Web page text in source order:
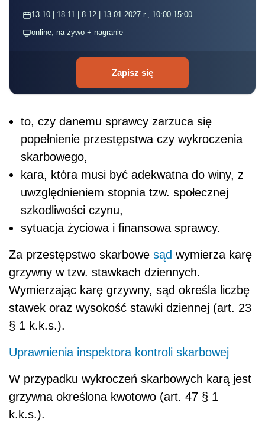
13.10 | 18.11 | 8.12 | 13.01.2027 r., 10:00-15:00
online, na żywo + nagranie
Zapisz się
to, czy danemu sprawcy zarzuca się
popełnienie przestępstwa czy wykroczenia
skarbowego,
kara, która musi być adekwatna do winy, z
uwzględnieniem stopnia tzw. społecznej
szkodliwości czynu,
sytuacja życiowa i finansowa sprawcy.
Za przestępstwo skarbowe sąd wymierza karę
grzywny w tzw. stawkach dziennych.
Wymierzając karę grzywny, sąd określa liczbę
stawek oraz wysokość stawki dziennej (art. 23
§ 1 k.k.s.).
Uprawnienia inspektora kontroli skarbowej
W przypadku wykroczeń skarbowych karą jest
grzywna określona kwotowo (art. 47 § 1
k.k.s.).